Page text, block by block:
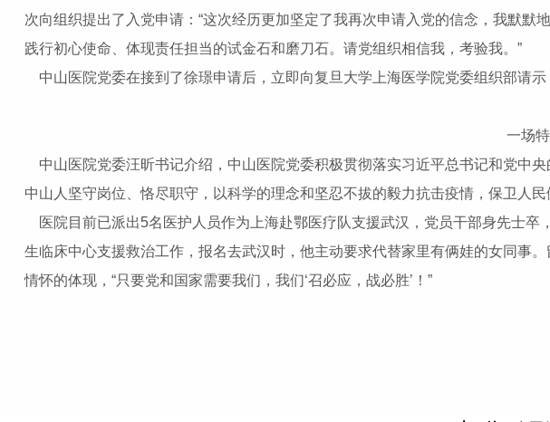
次向组织提出了入党申请：“这次经历更加坚定了我再次申请入党的信念，我默
践行初心使命、体现责任担当的试金石和磨刀石。请党组织相信我，考验我。”
中山医院党委在接到了徐璟申请后，立即向复旦大学上海医学院党委组织部请示
一场
中山医院党委汪昕书记介绍，中山医院党委积极贯彻落实习近平总书记和党中
中山人坚守岗位、恪尽职守，以科学的理念和坚忍不拔的毅力抗击疫情，保卫人民
医院目前已派出5名医护人员作为上海赴鄂医疗队支援武汉，党员干部身先士
生临床中心支援救治工作，报名去武汉时，他主动要求代替家里有俩娃的女同事
情怀的体现，“只要党和国家需要我们，我们‘召必应，战必胜’！”